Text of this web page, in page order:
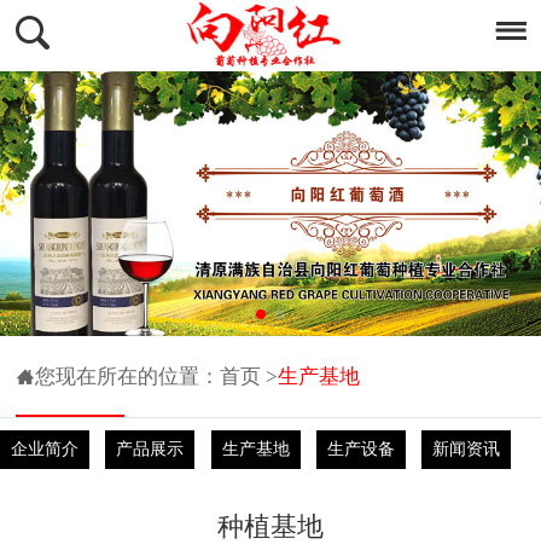
您现在所在的位置：首页 >生产基地
企业简介 产品展示 生产基地 生产设备 新闻资讯
种植基地